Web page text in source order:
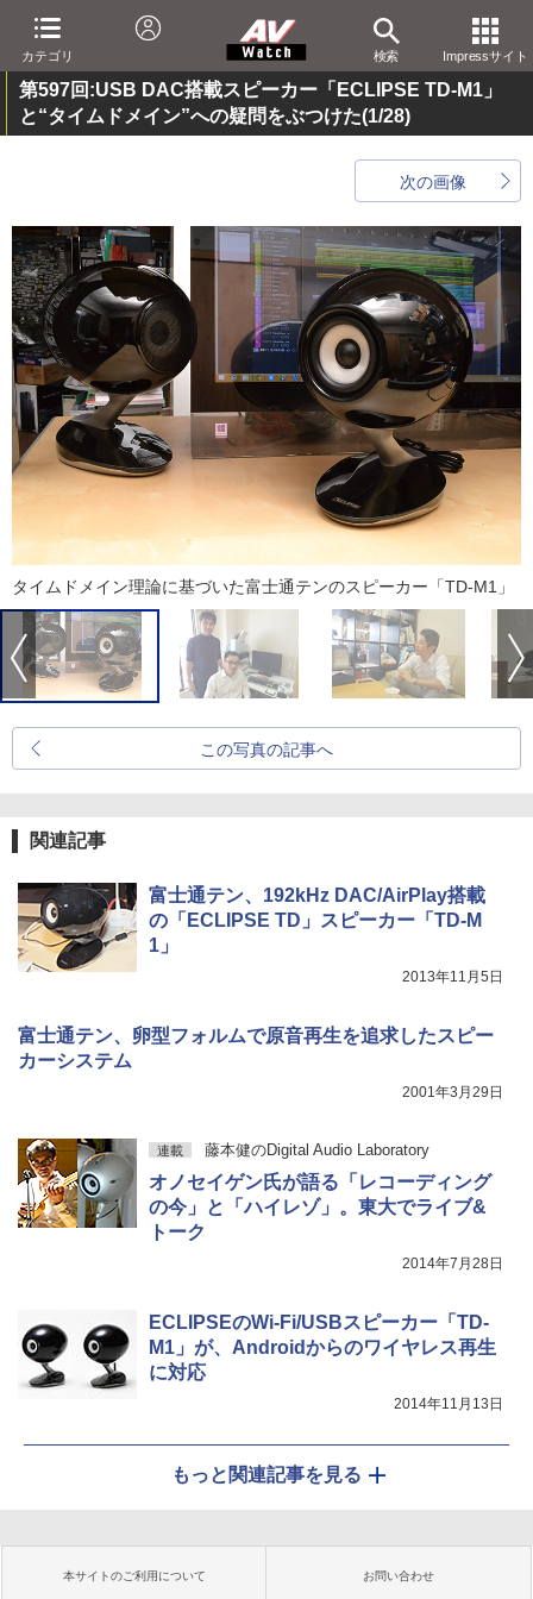
カテゴリ 検索 Impressサイト
第597回:USB DAC搭載スピーカー「ECLIPSE TD-M1」
と“タイムドメイン”への疑問をぶつけた(1/28)
次の画像
タイムドメイン理論に基づいた富士通テンのスピーカー「TD-M1」
この写真の記事へ
関連記事
富士通テン、192kHz DAC/AirPlay搭載
の「ECLIPSE TD」スピーカー「TD-M
1」
2013年11月5日
富士通テン、卵型フォルムで原音再生を追求したスピー
カーシステム
2001年3月29日
連載 藤本健のDigital Audio Laboratory
オノセイゲン氏が語る「レコーディング
の今」と「ハイレゾ」。東大でライブ&
トーク
2014年7月28日
ECLIPSEのWi-Fi/USBスピーカー「TD-
M1」が、Androidからのワイヤレス再生
に対応
2014年11月13日
もっと関連記事を見る
本サイトのご利用について お問い合わせ